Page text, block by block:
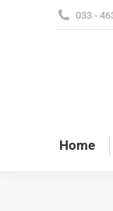
033 -
Home